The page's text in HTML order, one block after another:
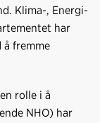
Klima-, Energi-
har
å fremme
rolle i å
NHO) har